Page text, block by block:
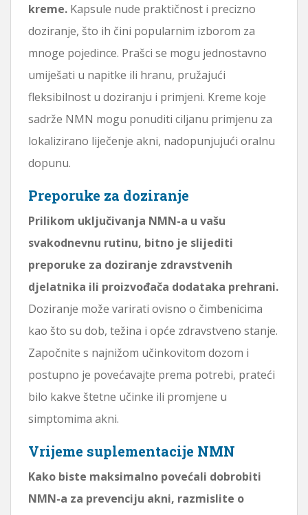
kreme. Kapsule nude praktičnost i precizno
doziranje, što ih čini popularnim izborom za
mnoge pojedince. Prašci se mogu jednostavno
umiješati u napitke ili hranu, pružajući
fleksibilnost u doziranju i primjeni. Kreme koje
sadrže NMN mogu ponuditi ciljanu primjenu za
lokalizirano liječenje akni, nadopunjujući oralnu
dopunu.
Preporuke za doziranje
Prilikom uključivanja NMN-a u vašu
svakodnevnu rutinu, bitno je slijediti
preporuke za doziranje zdravstvenih
djelatnika ili proizvođača dodataka prehrani.
Doziranje može varirati ovisno o čimbenicima
kao što su dob, težina i opće zdravstveno stanje.
Započnite s najnižom učinkovitom dozom i
postupno je povećavajte prema potrebi, prateći
bilo kakve štetne učinke ili promjene u
simptomima akni.
Vrijeme suplementacije NMN
Kako biste maksimalno povećali dobrobiti
NMN-a za prevenciju akni, razmislite o